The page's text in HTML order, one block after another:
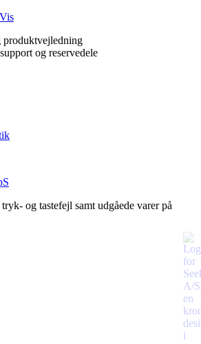
produktvejledning
og reservedele
og tastefejl samt udgåede varer på